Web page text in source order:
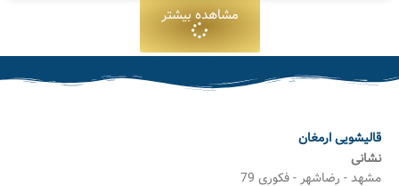
مشاهده بیشتر
قالیشویی ارمغان
نشانی
مشهد - رضاشهر - فکوری 79